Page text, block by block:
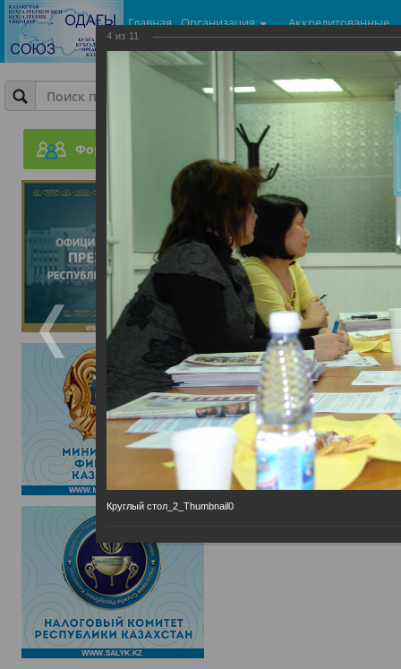
Главная Организация
Аккредитованные
центры
Форум
Фотогалерея
Семинары. Круглые
4 из 11
Круглый стол_2_Thumbnail0